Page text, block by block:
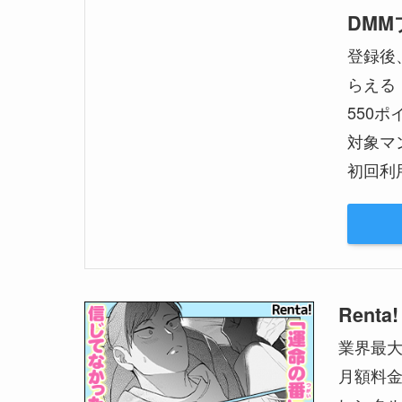
登録後
らえる
550ポ
対象マ
初回利
Renta!
業界最
月額料